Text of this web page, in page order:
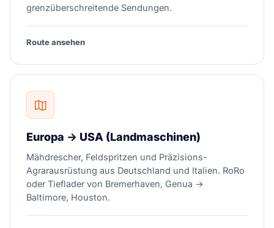
grenzüberschreitende Sendungen.
Route ansehen
Europa → USA (Landmaschinen)
Mähdrescher, Feldspritzen und Präzisions-
Agrarausrüstung aus Deutschland und Italien. RoRo
oder Tieflader von Bremerhaven, Genua →
Baltimore, Houston.